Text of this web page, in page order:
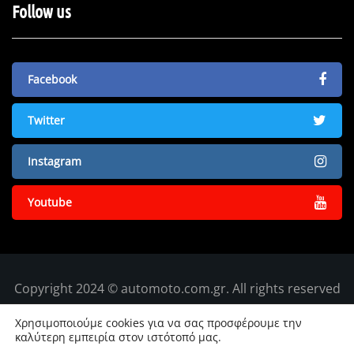
Follow us
Facebook
Twitter
Instagram
Youtube
Copyright 2024 © automoto.com.gr. All rights reserved
Χρησιμοποιούμε cookies για να σας προσφέρουμε την
καλύτερη εμπειρία στον ιστότοπό μας.